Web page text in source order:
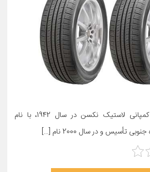
معرفی محصول کمپانی لاستیک نکسن در سال 1942، با نام